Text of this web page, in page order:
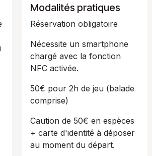
Modalités pratiques
Réservation obligatoire
Nécessite un smartphone
chargé avec la fonction
NFC activée.
50€ pour 2h de jeu (balade
comprise)
Caution de 50€ en espèces
+ carte d'identité à déposer
au moment du départ.